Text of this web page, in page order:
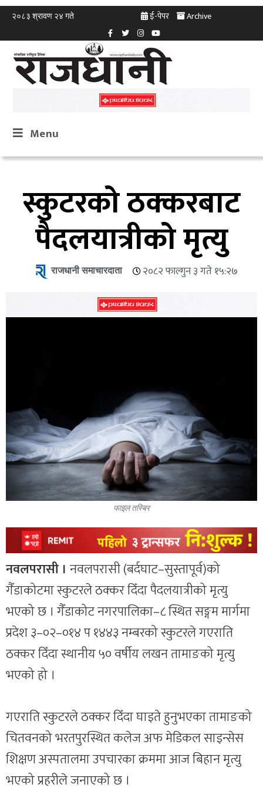
२०८३ श्रावण २४ गते ई-पेपर Archive
Menu
स्कुटरको ठक्करबाट
पैदलयात्रीको मृत्यु
राजधानी समाचारदाता २०८२ फाल्गुन ३ गते १५:२७
फाइल तस्बिर
नवलपरासी । नवलपरासी (बर्दघाट–सुस्तापूर्व)को
गैँडाकोटमा स्कुटरले ठक्कर दिँदा पैदलयात्रीको मृत्यु
भएको छ । गैँडाकोट नगरपालिका–८ स्थित सङ्गम मार्गमा
प्रदेश ३–०२–०१४ प १४४३ नम्बरको स्कुटरले गएराति
ठक्कर दिँदा स्थानीय ५० वर्षीय लखन तामाङको मृत्यु
भएको हो ।
गएराति स्कुटरले ठक्कर दिँदा घाइते हुनुभएका तामाङको
चितवनको भरतपुरस्थित कलेज अफ मेडिकल साइन्सेस
शिक्षण अस्पतालमा उपचारका क्रममा आज बिहान मृत्यु
भएको प्रहरीले जनाएको छ ।